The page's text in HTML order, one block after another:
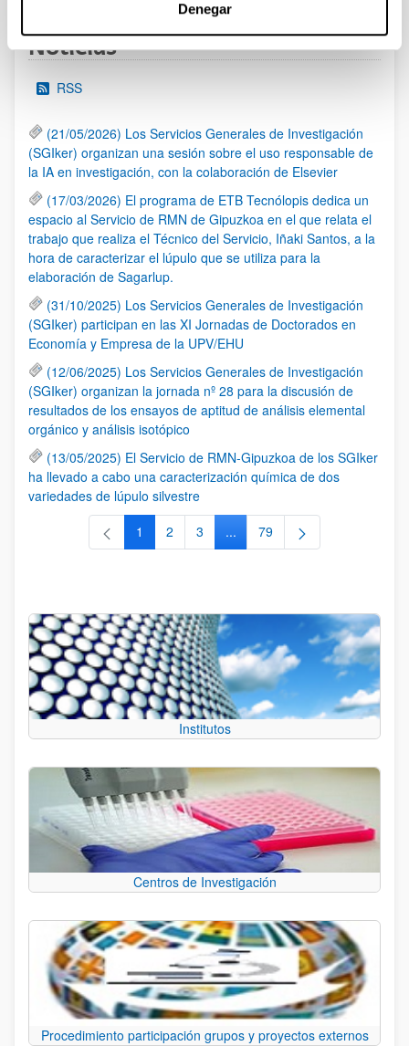
Denegar
Noticias
RSS
(21/05/2026) Los Servicios Generales de Investigación
(SGIker) organizan una sesión sobre el uso responsable de
la IA en investigación, con la colaboración de Elsevier
(17/03/2026) El programa de ETB Tecnólopis dedica un
espacio al Servicio de RMN de Gipuzkoa en el que relata el
trabajo que realiza el Técnico del Servicio, Iñaki Santos, a la
hora de caracterizar el lúpulo que se utiliza para la
elaboración de Sagarlup.
(31/10/2025) Los Servicios Generales de Investigación
(SGIker) participan en las XI Jornadas de Doctorados en
Economía y Empresa de la UPV/EHU
(12/06/2025) Los Servicios Generales de Investigación
(SGIker) organizan la jornada nº 28 para la discusión de
resultados de los ensayos de aptitud de análisis elemental
orgánico y análisis isotópico
(13/05/2025) El Servicio de RMN-Gipuzkoa de los SGIker
ha llevado a cabo una caracterización química de dos
variedades de lúpulo silvestre
Página
1 Página
2 Página
3 ...Páginas intermedias Use TAB
Página
79
Institutos
Centros de Investigación
Procedimiento participación grupos y proyectos externos